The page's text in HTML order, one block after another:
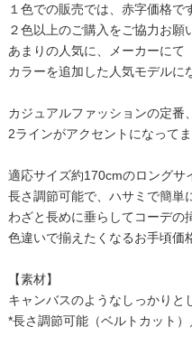
１色での販売では、赤字価格で
２色以上のご購入をご協力お願
あまりの人気に、メーカーにて
カラーを追加した人気モデルに
カジュアルファッションの定番
2ラインがアクセントになってま
適応サイズ約170cmのロングサ
長さ調節可能で、ハサミで簡単
わざと長めに垂らしてコーデ
色違いで揃えたくなるお手頃価
【素材】
キャンバスのようなしっかりと
*長さ調節可能（ベルトカット）